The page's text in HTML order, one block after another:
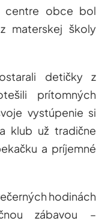
centre obce bol
materskej školy
detičky z
prítomných
vystúpenie si
klub už tradične
a príjemné
hodinách
zábavou –